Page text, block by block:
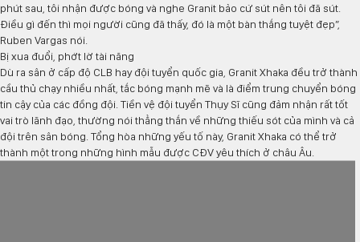
phút sau, tôi nhận được bóng và nghe Granit bảo cứ sút nên tôi đã sút.
Điều gì đến thì mọi người cũng đã thấy, đó là một bàn thắng tuyệt đẹp”,
Ruben Vargas nói.
Bị xua đuổi, phớt lờ tài năng
Dù ra sân ở cấp độ CLB hay đội tuyển quốc gia, Granit Xhaka đều trở thành
cầu thủ chạy nhiều nhất, tắc bóng mạnh mẽ và là điểm trung chuyển bóng
tin cậy của các đồng đội. Tiền vệ đội tuyển Thụy Sĩ cũng đảm nhận rất tốt
vai trò lãnh đạo, thường nói thẳng thắn về những thiếu sót của mình và cả
đội trên sân bóng. Tổng hòa những yếu tố này, Granit Xhaka có thể trở
thành một trong những hình mẫu được CĐV yêu thích ở châu Âu.